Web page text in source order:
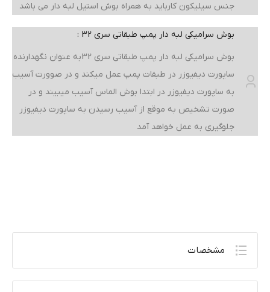
جنس سیلیکون کارباید به همراه بوش استیل لبه دار می باشد
بوش سرامیکی لبه دار پمپ طبقاتی سری 32 :
بوش سرامیکی لبه دار پمپ طبقاتی سری 32به عنوان نگهدارنده
ساپورت دیفیوزر در طبقات پمپ عمل میکند و در صوورت آسیب
به ساپورت دیفیوزر در ابتدا بوش الماس آسیب میبیند و در
صورت تشخیص به موقع از آسیب رسیدن به ساپورت دیفیوزر
جلوگیری به عمل خواهد آمد
مشخصات